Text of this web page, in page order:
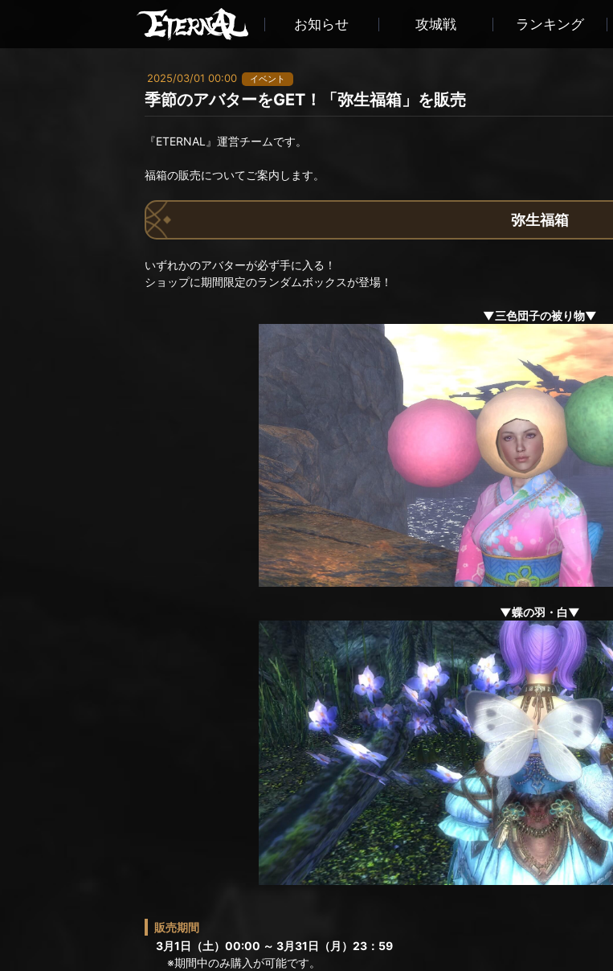
お知らせ 攻城戦 ランキング
2025/03/01 00:00 イベント
季節のアバターをGET！「弥生福箱」を販売
『ETERNAL』運営チームです。
福箱の販売についてご案内します。
弥生福箱
いずれかのアバターが必ず手に入る！
ショップに期間限定のランダムボックスが登場！
▼三色団子の被り物▼
▼蝶の羽・白▼
販売期間
3月1日（土）00:00 ～ 3月31日（月）23：59
※期間中のみ購入が可能です。